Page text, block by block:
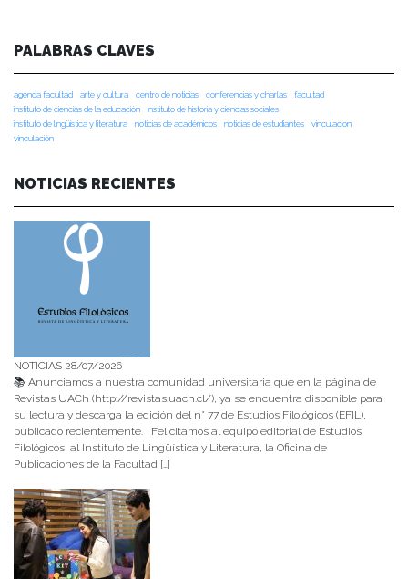
PALABRAS CLAVES
agenda facultad arte y cultura centro de noticias conferencias y charlas
facultad
instituto de ciencias de la educación
instituto de historia y ciencias sociales
instituto de lingüística y literatura
noticias de académicos noticias de estudiantes
vinculacion
vinculación
NOTICIAS RECIENTES
NOTICIAS 28/07/2026
📚 Anunciamos a nuestra comunidad universitaria que en la página de
Revistas UACh (http://revistas.uach.cl/), ya se encuentra disponible para
su lectura y descarga la edición del n° 77 de Estudios Filológicos (EFIL),
publicado recientemente. Felicitamos al equipo editorial de Estudios
Filológicos, al Instituto de Lingüística y Literatura, la Oficina de
Publicaciones de la Facultad […]